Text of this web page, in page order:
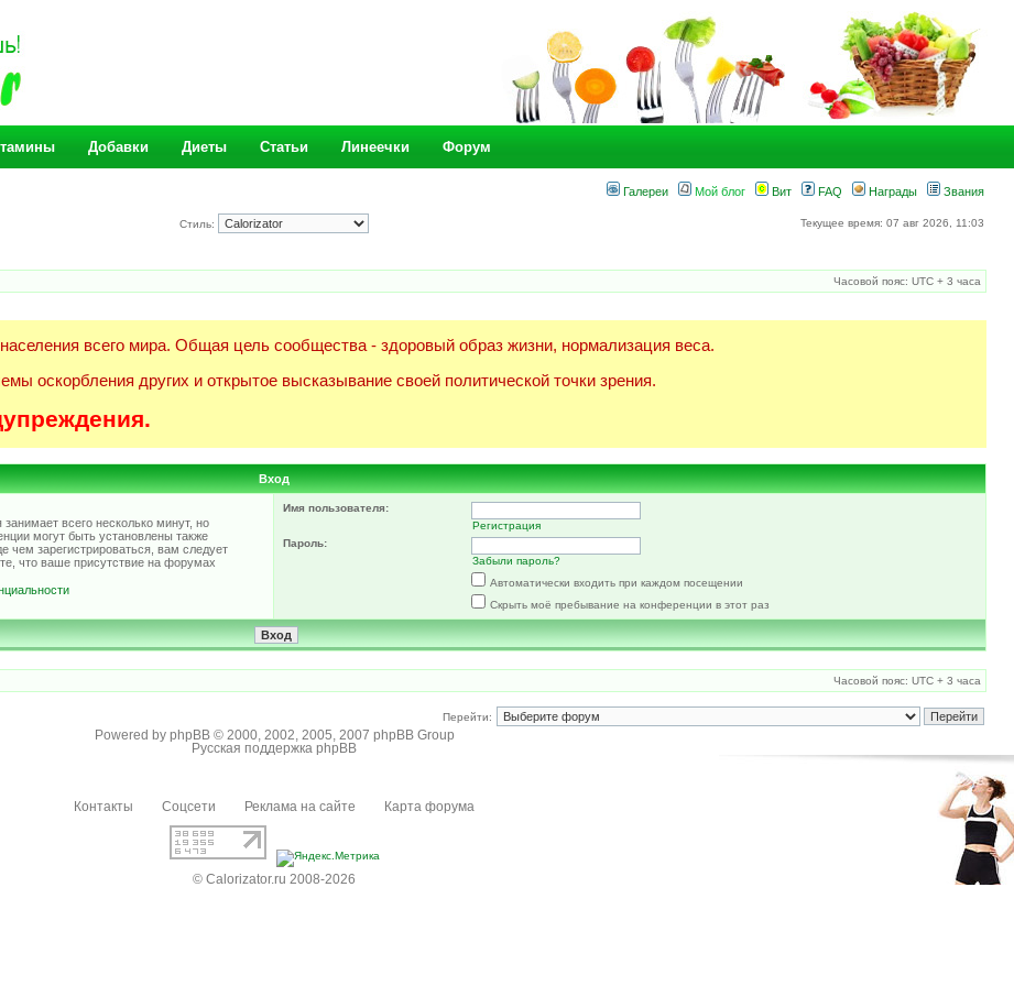
Добавки Диеты Статьи Линеечки Форум
Галереи Мой блог Вит FAQ Награды Звания
Стиль: Текущее время: 07 авг 2026, 11:03
Часовой пояс: UTC + 3 часа
всего мира. Общая цель сообщества - здоровый образ жизни, нормализация веса.
оскорбления других и открытое высказывание своей политической точки зрения.
Вход
всего несколько минут, но
могут быть установлены также
чем зарегистрироваться, вам следует
что ваше присутствие на форумах
Имя пользователя:
Регистрация
Пароль:
Забыли пароль?
Автоматически входить при каждом посещении
Скрыть моё пребывание на конференции в этот раз
Часовой пояс: UTC + 3 часа
Перейти:
Powered by phpBB© 2000, 2002, 2005, 2007 phpBB Group
Русская поддержка phpBB
Контакты Соцсети Реклама на сайте Карта форума
© Calorizator.ru 2008-2026